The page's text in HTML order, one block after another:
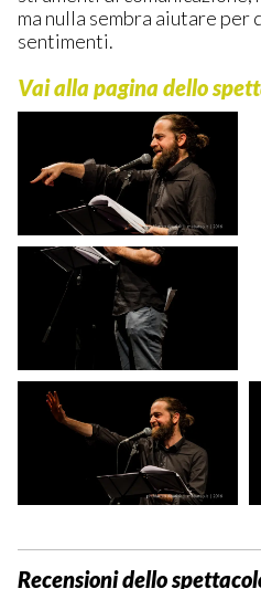
ma nulla sembra aiutare per
sentimenti.
Vai alla pagina dello
Recensioni dello